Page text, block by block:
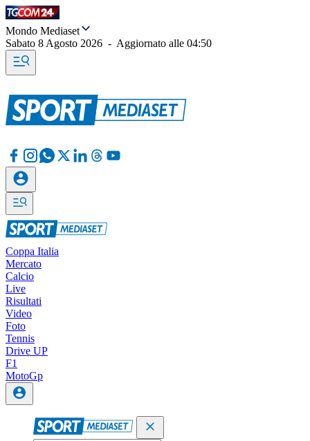
Mondo Mediaset
Sabato 8 Agosto 2026 - Aggiornato alle 04:50
Coppa Italia
Mercato
Calcio
Live
Risultati
Video
Foto
Tennis
Drive UP
F1
MotoGp